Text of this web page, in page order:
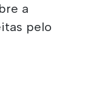
a
pelo